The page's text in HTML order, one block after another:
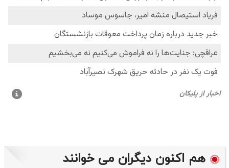
هم اکنون دیگران می خوانند